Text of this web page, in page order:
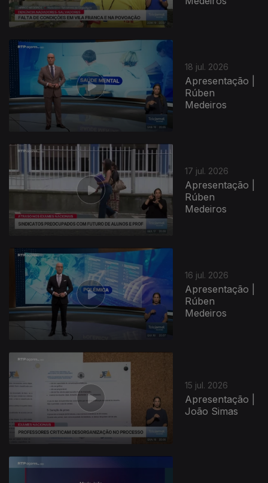
18 jul. 2026
Apresentação |
Rúben
Medeiros
17 jul. 2026
Apresentação |
Rúben
Medeiros
16 jul. 2026
Apresentação |
Rúben
Medeiros
15 jul. 2026
Apresentação |
João Simas
943001